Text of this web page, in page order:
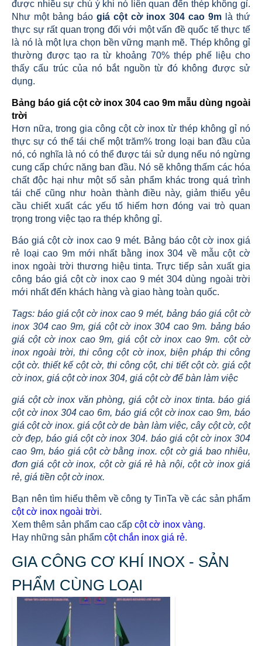
được nhiều sự chú ý khi nó liên quan đến thép không gỉ.
Như một bảng báo giá cột cờ inox 304 cao 9m là thứ
thực sự rất quan trọng đối với một vấn đề quốc tế thực tế
là nó là một lựa chọn bền vững mạnh mẽ. Thép không gỉ
thường được tạo ra từ khoảng 70% thép phế liệu cho
thấy cấu trúc của nó bắt nguồn từ đó không được sử
dụng.
Bảng báo giá cột cờ inox 304 cao 9m mẫu dùng ngoài
trời
Hơn nữa, trong gia công cột cờ inox từ thép không gỉ nó
thực sự có thể tái chế một trăm% trong loại ban đầu của
nó, có nghĩa là nó có thể được tái sử dụng nếu nó ngừng
cung cấp chức năng ban đầu. Nó sẽ không thấm các hóa
chất độc hại như một số sản phẩm khác trong quá trình
tái chế cũng như hoàn thành điều này, giảm thiểu yêu
cầu chiết xuất các yếu tố hiếm hơn đóng vai trò quan
trọng trong việc tạo ra thép không gỉ.
Báo giá cột cờ inox cao 9 mét. Bảng báo cột cờ inox giá
rẻ loại cao 9m mới nhất bằng inox 304 về mẫu cột cờ
inox ngoài trời thương hiệu tinta. Trực tiếp sản xuất gia
công báo giá cột cờ inox cao 9 mét 304 dùng ngoài trời
mới nhất đến khách hàng và giao hàng toàn quốc.
Tags: báo giá cột cờ inox cao 9 mét, bảng báo giá cột cờ
inox 304 cao 9m, giá cột cờ inox 304 cao 9m. bảng báo
giá cột cờ inox cao 9m, giá cột cờ inox cao 9m. cột cờ
inox ngoài trời, thi công cột cờ inox, biện pháp thi công
cột cờ. thiết kế cột cờ, thi công cột, chi tiết cột cờ. giá cột
cờ inox, giá cột cờ inox 304, giá cột cờ để bàn làm việc
giá cột cờ inox văn phòng, giá cột cờ inox tinta. báo giá
cột cờ inox 304 cao 6m, báo giá cột cờ inox cao 9m, báo
giá cột cờ inox. giá cột cờ de bàn làm việc, cây cột cờ, cột
cờ đẹp, báo giá cột cờ inox 304. báo giá cột cờ inox 304
cao 9m, báo giá cột cờ bằng inox. cột cờ giá bao nhiêu,
đơn giá cột cờ inox, cột cờ giá rẻ hà nội, cột cờ inox giá
rẻ, giá tiền cột cờ inox.
Bạn nên tìm hiểu thêm về công ty TinTa về các sản phẩm
cột cờ inox ngoài trời.
Xem thêm sản phẩm cao cấp cột cờ inox vàng.
Hay những sản phẩm cột chắn inox giá rẻ.
GIA CÔNG CƠ KHÍ INOX - SẢN
PHẨM CÙNG LOẠI